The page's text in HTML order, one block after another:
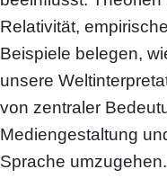
Relativität,
Beispiele belegen,
unsere
von zentraler
Mediengestaltung
Sprache umzugehen.